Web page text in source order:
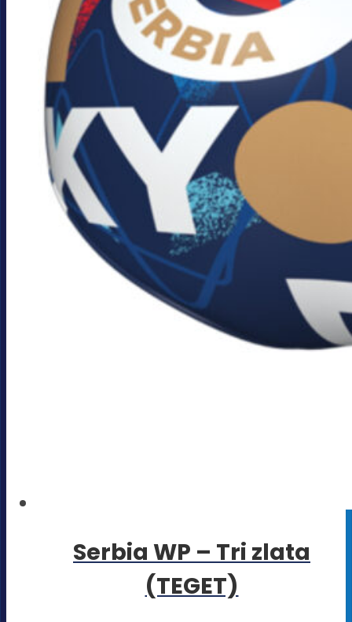
Serbia WP – Tri zlata
(TEGET)